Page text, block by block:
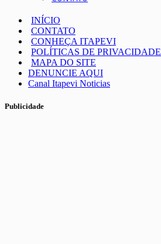
INÍCIO
CONTATO
CONHEÇA ITAPEVI
POLÍTICAS DE PRIVACIDADE
MAPA DO SITE
DENUNCIE AQUI
Canal Itapevi Noticias
Publicidade